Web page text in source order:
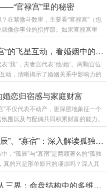
官禄宫”里的秘密
在紫微斗数里，主要看“官禄宫”（也
像你事业的指挥部。如果官禄宫里
”这样的“帝星”或“贵星”，那说明你天生
甘于人下，升职是迟早的事。如果里
官禄宫本身。还要看有没有“四化”的
禄宫：事业有好的发展机遇，可能带
赋予...
从“命宫”与“夫妻宫”的飞星互动，看婚姻中的权力流动
“我”，夫妻宫代表“他/她”。两颗宫位
动，清晰揭示了婚姻关系中影响力的
心模式。四化星（化禄、化权、化
当它们从一宫飞入另一宫，就像发送
流向：我将“禄”（福气、好感、利
：我非常喜欢、宠爱配偶，乐于为对
悦感，我愿意滋养...
婚恋归宿感与家庭财富
”不仅代表不动产，更深层地象征一个
围以及与配偶共同积累财富的能力。
地描绘着你婚姻生活的“底色”与“容
是夫妻宫的疾厄宫（配偶的身体库）
础息息相关。几种典型星曜组合的启
、天府、太阳、太阴化禄等）归宿
紫微斗数中的“孤辰”、“寡宿”：深入解读孤独星曜
，“孤辰”与“寡宿”是两颗著名的“孤独
真的只是形单影只的凄凉吗？深入其
一份清醒的“间隔力”。紫微斗数里，
，分别进入命盘的不同宫位。传统认
紫微斗数与天地人三界：命盘结构中的多维空间玄学映射